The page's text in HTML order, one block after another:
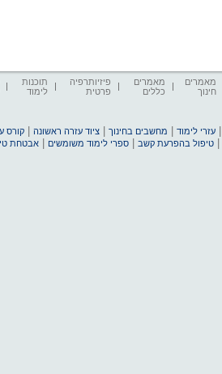
מאמרים
חינוך
מאמרים
כללים
פיזיותרפיה
פרטית
תוכנות
לימוד
עזרי לימוד מחשבים בחינוך |ציוד עזרה ראשונה |קורס
|טיפול בהפרעת קשב |ספרי לימוד משומשים |אבטחת